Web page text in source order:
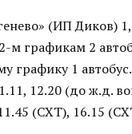
(ИП Диков)
м графикам 2
графику 1
12.20 (до ж.д.
(СХТ), 16.15